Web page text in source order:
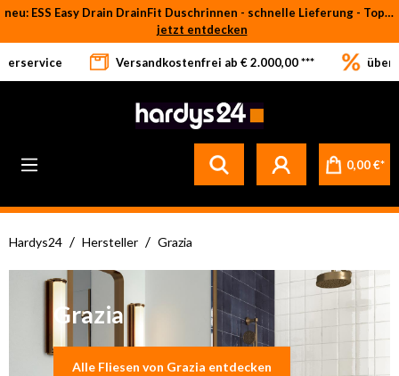
Zum Hauptinhalt springen
neu: ESS Easy Drain DrainFit Duschrinnen - schnelle Lieferung - Top-Preise
jetzt entdecken
Versandkostenfrei ab € 2.000,00 *** über
0,00 €*
Hardys24 / Hersteller / Grazia
Grazia
Alle Fliesen von Grazia entdecken